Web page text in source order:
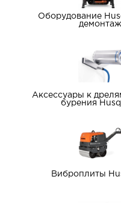
Оборудование
Аксессуары к
бурения
Виброплиты